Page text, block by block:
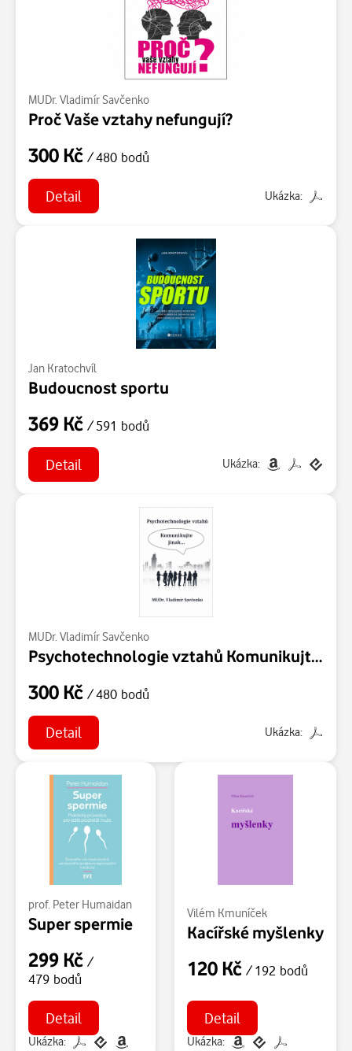
MUDr. Vladimír Savčenko
Proč Vaše vztahy nefungují?
300 Kč / 480 bodů
Detail Ukázka:
Jan Kratochvíl
Budoucnost sportu
369 Kč / 591 bodů
Detail Ukázka:
MUDr. Vladimír Savčenko
Psychotechnologie vztahů Komunikujte jinak...
300 Kč / 480 bodů
Detail Ukázka:
prof. Peter Humaidan
Super spermie
299 Kč /
479 bodů
Detail
Ukázka:
Vilém Kmuníček
Kacířské myšlenky
120 Kč / 192 bodů
Detail
Ukázka: